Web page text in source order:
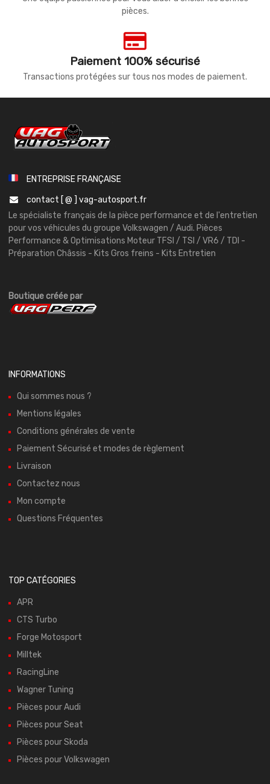
pièces.
Paiement 100% sécurisé
Transactions protégées sur tous nos modes de paiement.
ENTREPRISE FRANÇAISE
contact [ @ ] vag-autosport.fr
Le spécialiste français de la pièce performance et de l'entretien
pour vos véhicules du groupe Volkswagen / Audi. Pièces
Performance & Optimisations Moteur TFSI / TSI / VR6 / TDI -
Préparation Châssis - Kits Gros freins - Kits Entretien
Boutique créée par
INFORMATIONS
Qui sommes nous ?
Mentions légales
Conditions générales de vente
Paiement Sécurisé et modes de règlement
Livraison
Contactez nous
Mon compte
Questions Fréquentes
TOP CATÉGORIES
APR
CTS Turbo
Forge Motosport
Milltek
RacingLine
Wagner Tuning
Pièces pour Audi
Pièces pour Seat
Pièces pour Skoda
Pièces pour Volkswagen